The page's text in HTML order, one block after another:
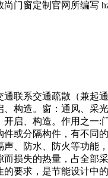
门窗定制官网所编写
联系交通疏散（兼起
构造。窗：通风、采
启、构造。作用之一:
或分隔构件，有不同
、防水、防火等功能
而损失的热量，占全部
的要求，是节能设计中